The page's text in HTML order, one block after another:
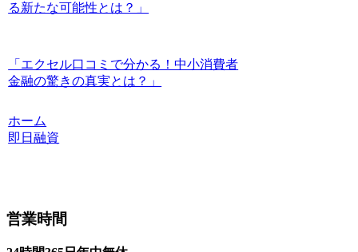
る新たな可能性とは？」
「エクセル口コミで分かる！中小消費者
金融の驚きの真実とは？」
ホーム
即日融資
営業時間